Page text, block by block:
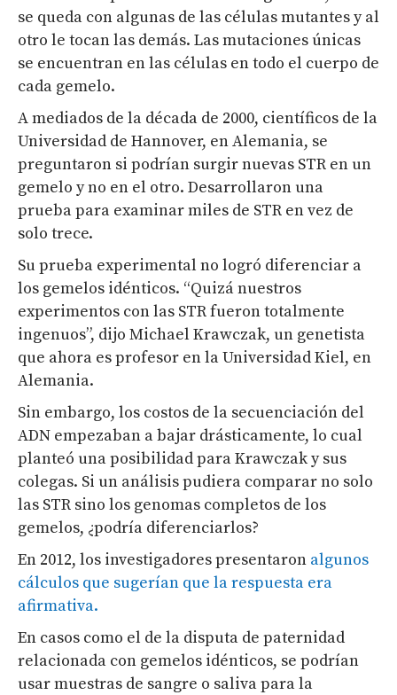
se queda con algunas de las células mutantes y al
otro le tocan las demás. Las mutaciones únicas
se encuentran en las células en todo el cuerpo de
cada gemelo.
A mediados de la década de 2000, científicos de la
Universidad de Hannover, en Alemania, se
preguntaron si podrían surgir nuevas STR en un
gemelo y no en el otro. Desarrollaron una
prueba para examinar miles de STR en vez de
solo trece.
Su prueba experimental no logró diferenciar a
los gemelos idénticos. “Quizá nuestros
experimentos con las STR fueron totalmente
ingenuos”, dijo Michael Krawczak, un genetista
que ahora es profesor en la Universidad Kiel, en
Alemania.
Sin embargo, los costos de la secuenciación del
ADN empezaban a bajar drásticamente, lo cual
planteó una posibilidad para Krawczak y sus
colegas. Si un análisis pudiera comparar no solo
las STR sino los genomas completos de los
gemelos, ¿podría diferenciarlos?
En 2012, los investigadores presentaron algunos
cálculos que sugerían que la respuesta era
afirmativa.
En casos como el de la disputa de paternidad
relacionada con gemelos idénticos, se podrían
usar muestras de sangre o saliva para la